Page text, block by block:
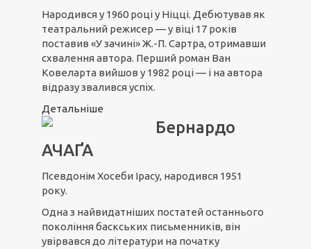
Народився у 1960 році у Ніцці. Дебютував як
театральний режисер — у віці 17 років
поставив «У зачині» Ж.-П. Сартра, отримавши
схвалення автора. Перший роман Ван
Ковеларта вийшов у 1982 році — і на автора
відразу звалився успіх.
Детальніше
Бернардо
АЧАҐА
Псевдонім Хосеби Ірасу, народився 1951
року.
Одна з найвидатніших постатей останнього
покоління баскських письменників, він
увірвався до літератури на початку